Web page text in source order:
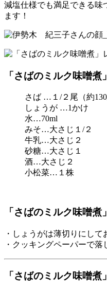
減塩仕様でも満足できる味
ます！
「さばのミルク味噌煮
さば …１/２尾（約
しょうが …1かけ
水…70ml
みそ…大さじ
牛乳…大さじ２
砂糖…大さじ１
酒…大さじ２
小松菜…１株
「さばのミルク味噌煮
・しょうがは薄切りにして
・クッキングペーパーで落
「さばのミルク味噌煮